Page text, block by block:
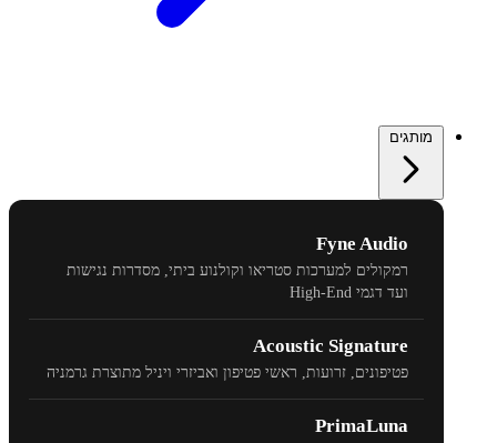
מותגים
Fyne Audio
רמקולים למערכות סטריאו וקולנוע ביתי, מסדרות נגישות
ועד דגמי High-End
Acoustic Signature
פטיפונים, זרועות, ראשי פטיפון ואביזרי ויניל מתוצרת גרמניה
PrimaLuna